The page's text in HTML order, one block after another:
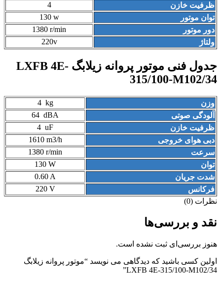
4
ظرفیت خازن
130 w
توان موتور
1380 r/min
دور موتور
220v
ولتاژ
جدول فنی موتور پروانه زیلابگ LXFB 4E-
315/100-M102/34
4 kg
وزن
64 dBA
آلودگی صوتی
4 uF
ظرفیت خازن
1610 m3/h
دبی هوای خروجی
1380 r/min
سرعت
130 W
توان
0.60 A
شدت جریان
220 V
فرکانس
نظرات (0)
نقد و بررسی‌ها
هنوز بررسی‌ای ثبت نشده است.
اولین کسی باشید که دیدگاهی می نویسد “موتور پروانه زیلابگ
LXFB 4E-315/100-M102/34”